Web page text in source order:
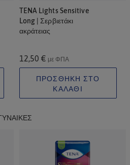
TENA Lights Sensitive
Long | Σερβιετάκι
ακράτειας
12,50 € με ΦΠΑ
ΠΡΟΣΘΗΚΗ ΣΤΟ
ΚΑΛΑΘΙ